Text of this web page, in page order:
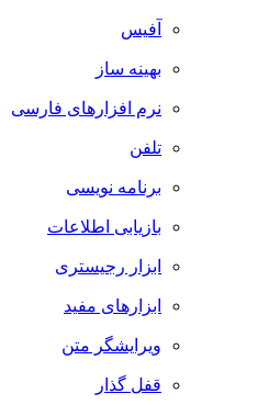
آفیس
بهینه ساز
نرم افزارهای فارسی
تلفن
برنامه نویسی
بازیابی اطلاعات
ابزار رجیستری
ابزارهای مفید
ویرایشگر متن
قفل گذار